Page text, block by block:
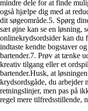
mindre dele for at finde
også hjælpe dig med at
dit søgeområde.5. Spørg
sæt øjne kan se en løsning,
onlinekrydsordsider kan du
indtaste kendte bogstaver
bartender.7. Prøv at tænke
kreativ tilgang eller et
bartender.Husk, at
krydsordsgåde, du arbejder
retningslinjer, men pas på
regel mere tilfredsstillende,